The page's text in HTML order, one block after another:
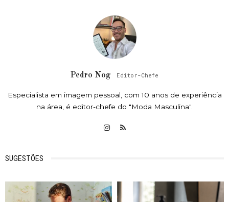
Pedro Nog Editor-Chefe
Especialista em imagem pessoal, com 10 anos de experiência
na área, é editor-chefe do "Moda Masculina".
SUGESTÕES